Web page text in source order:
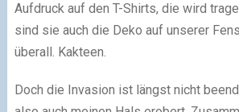
Aufdruck auf den T-Shirts, die wird
sind sie auch die Deko auf unserer
überall. Kakteen.
Doch die Invasion ist längst nicht